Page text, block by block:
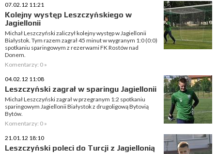
07.02.12 11:21
Kolejny występ Leszczyńskiego w
Jagiellonii
Michał Leszczyński zaliczył kolejny występ w Jagiellonii
Białystok. Tym razem zagrał 45 minut w wygranym 1:0 (0:0)
spotkaniu sparingowym z rezerwami FK Rostów nad
Donem.
Komentarzy: 0 »
04.02.12 11:08
Leszczyński zagrał w sparingu Jagiellonii
Michał Leszczyński zagrał w przegranym 1:2 spotkaniu
sparingowym Jagiellonii Białystok z drugoligową Bytovią
Bytów.
Komentarzy: 0 »
21.01.12 18:10
Leszczyński poleci do Turcji z Jagiellonią